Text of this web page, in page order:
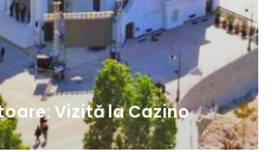
Vizită la Cazino